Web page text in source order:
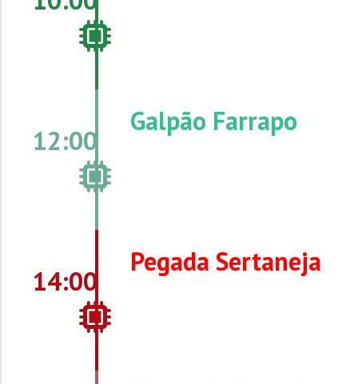
12:00
Galpão Farrapo
14:00
Pegada Sertaneja